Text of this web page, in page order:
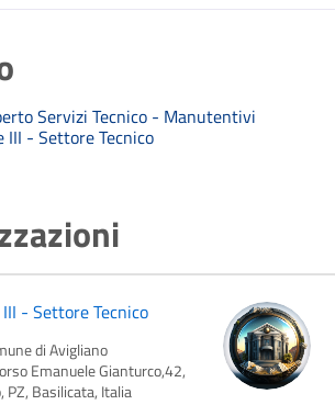
Servizi Tecnico - Manutentivi
III - Settore Tecnico
- Settore Tecnico
di Avigliano
Emanuele Gianturco,42,
PZ, Basilicata, Italia